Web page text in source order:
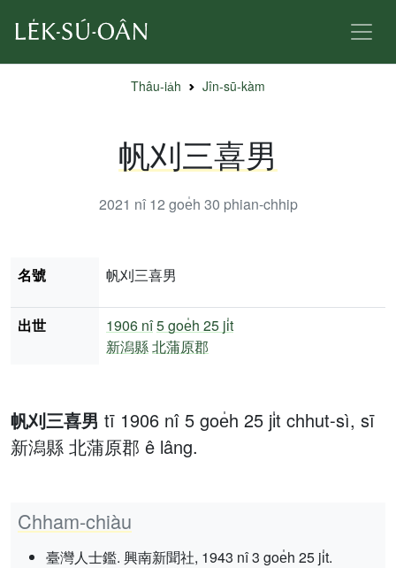
Thâu-ia̍h Jîn-sū-kàm
帆刈三喜男
2021 nî 12 goe̍h 30 phian-chhip
帆刈三喜男 tī 1906 nî 5 goe̍h 25 ji̍t chhut-sì, sī
新潟縣 北蒲原郡 ê lâng.
Chham-chiàu
臺灣人士鑑. 興南新聞社, 1943 nî 3 goe̍h 25 ji̍t.
名號 帆刈三喜男
出世 1906 nî5 goe̍h 25 ji̍t
新潟縣北蒲原郡